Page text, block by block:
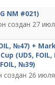
NM #021)
27
№47) +
(UDS,
№39)
26